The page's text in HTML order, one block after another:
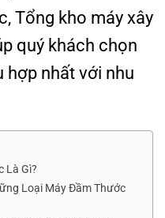
Tổng kho máy xây
quý khách chọn
hợp nhất với nhu
Là Gì?
Loại Máy Đầm Thước